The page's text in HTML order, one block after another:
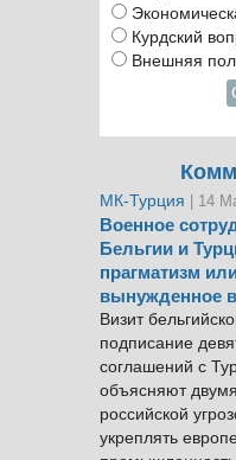
Курдский
Внешняя
МК-Турция | 14
Военное
Бельгии и
прагматизм
вынужденное
Визит
подписание
соглашений с
объясняют
российской
укреплять